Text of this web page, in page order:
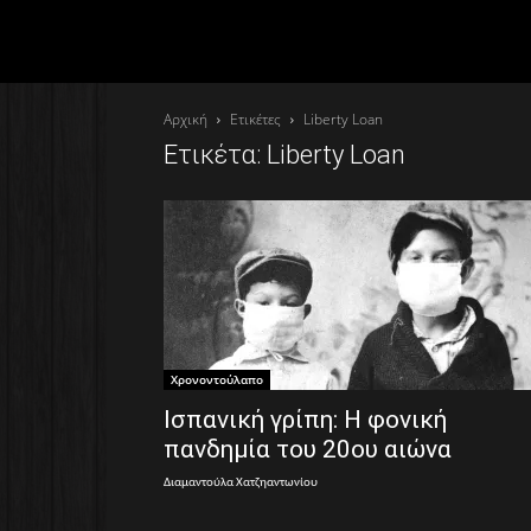
Αρχική Ετικέτες Liberty Loan
Ετικέτα: Liberty Loan
Χρονοντούλαπο
Ισπανική γρίπη: Η φονική
πανδημία του 20ου αιώνα
Διαμαντούλα Χατζηαντωνίου